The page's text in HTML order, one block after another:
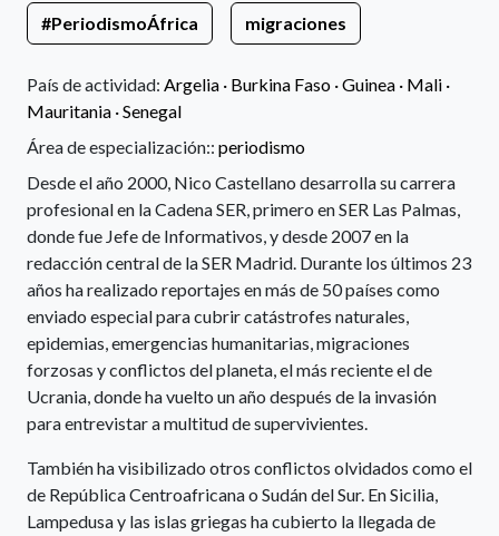
#PeriodismoÁfrica migraciones
País de actividad: Argelia · Burkina Faso ·Guinea · Mali ·
Mauritania ·Senegal
Área de especialización:: periodismo
Desde el año 2000, Nico Castellano desarrolla su carrera
profesional en la Cadena SER, primero en SER Las Palmas,
donde fue Jefe de Informativos, y desde 2007 en la
redacción central de la SER Madrid. Durante los últimos 23
años ha realizado reportajes en más de 50 países como
enviado especial para cubrir catástrofes naturales,
epidemias, emergencias humanitarias, migraciones
forzosas y conflictos del planeta, el más reciente el de
Ucrania, donde ha vuelto un año después de la invasión
para entrevistar a multitud de supervivientes.
También ha visibilizado otros conflictos olvidados como el
de República Centroafricana o Sudán del Sur. En Sicilia,
Lampedusa y las islas griegas ha cubierto la llegada de